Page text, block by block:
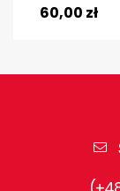
60,00 zł